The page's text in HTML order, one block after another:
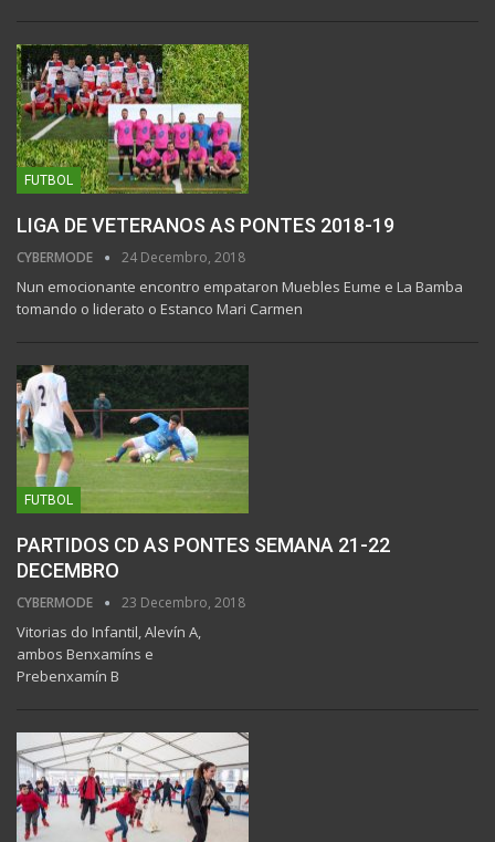
FUTBOL
LIGA DE VETERANOS AS PONTES 2018-19
CYBERMODE 24 Decembro, 2018
Nun emocionante encontro empataron Muebles Eume e La Bamba
tomando o liderato o Estanco Mari Carmen
FUTBOL
PARTIDOS CD AS PONTES SEMANA 21-22
DECEMBRO
CYBERMODE 23 Decembro, 2018
Vitorias do Infantil, Alevín A,
ambos Benxamíns e
Prebenxamín B